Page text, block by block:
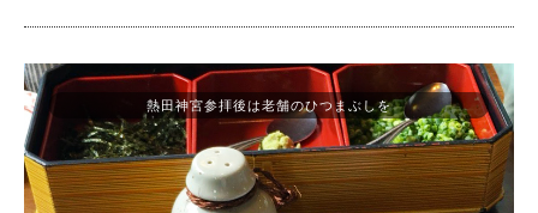
熱田神宮参拝後は老舗のひつまぶしを